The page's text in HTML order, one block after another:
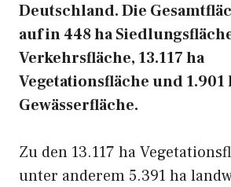
Deutschland. Die
auf in 448 ha
Verkehrsfläche, 13.117 ha
Vegetationsfläche und 1.901
Gewässerfläche.
Zu den 13.117 ha
unter anderem 5.391 ha